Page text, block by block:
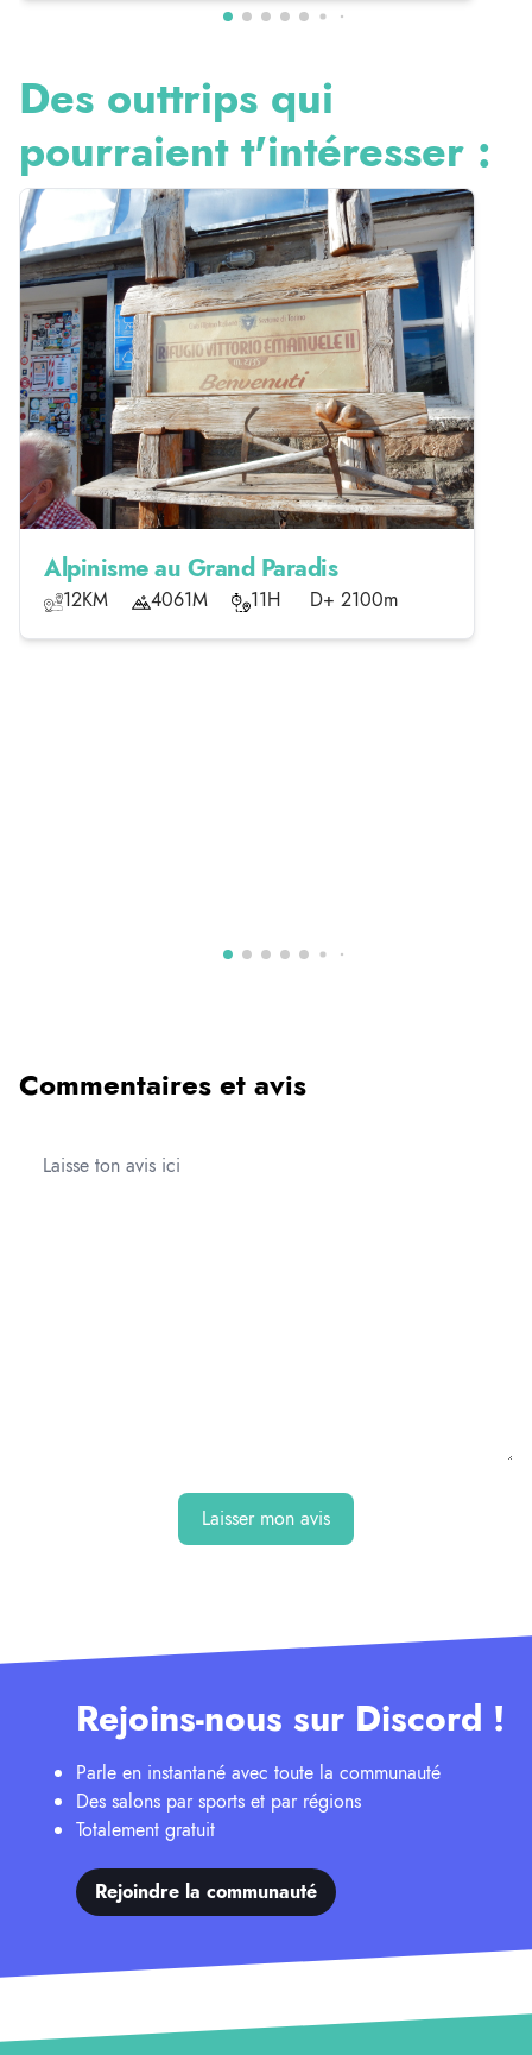
Des outtrips qui
pourraient t'intéresser :
Alpinisme au Grand Paradis
12KM 4061M 11H D+ 2100m
Commentaires et avis
Laisser mon avis
Rejoins-nous sur Discord !
Parle en instantané avec toute la communauté
Des salons par sports et par régions
Totalement gratuit
Rejoindre la communauté